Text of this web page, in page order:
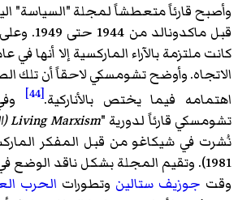
وأصبح قارئاً متعطشاً لمجلة "السياسة"
قبل
الاتجاه. وأوضح تشومسكي لاحقاً أن تلك
اهتمامه فيما يختص بالأناركية.[44]
تشومسكي قارئاً لدورية "Living Marxism (الماركسية الحية)
نُشرت في شيكاغو من قبل المفكر
1981). وتقيم المجلة بشكل ناقد الوضع في
وقت جوزيف ستالين وتطورات الحرب